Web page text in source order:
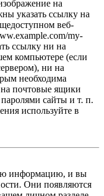
на
указать ссылку на
веб-
my-
ссылку ни на
компьютере (если
ни на
необходима
почтовые ящики
сайты и т. п.
используйте в
информацию, и вы
Они появляются